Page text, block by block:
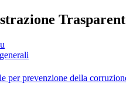
per prevenzione della